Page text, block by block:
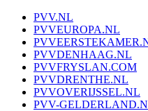
PVV.NL
PVVEUROPA.NL
PVVDENHAAG.NL
PVVFRYSLAN.COM
PVVDRENTHE.NL
PVVOVERIJSSEL.NL
PVV-